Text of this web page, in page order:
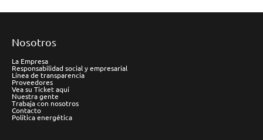
Nosotros
La Empresa
Responsabilidad social y empresarial
Línea de transparencia
Proveedores
Vea su Ticket aquí
Nuestra gente
Trabaja con nosotros
Contacto
Política energética